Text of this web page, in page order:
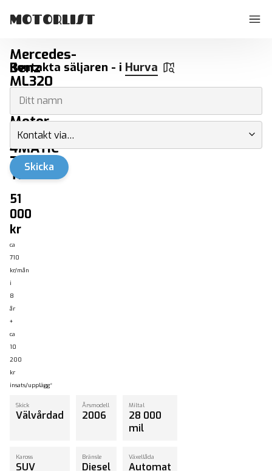
MOTORLIST
Mercedes-
Benz
ML320
Super
V6
Motor.
CDI
4MATIC
7G-
Tronic
51
000
kr
ca
710
kr/mån
i
8
år
+
ca
10
200
kr
insats/upplägg*
Skick
Välvårdad
Årsmodell
2006
Miltal
28 000
mil
Kaross
SUV
Bränsle
Diesel
Växellåda
Automat
Kontakta säljaren - i Hurva
Kontakt via…
Skicka